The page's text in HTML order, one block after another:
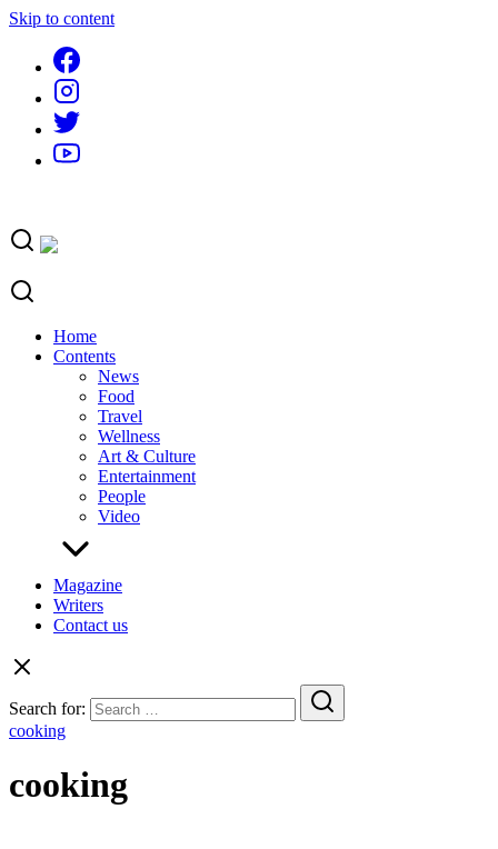
Skip to content
Home
Contents
News
Food
Travel
Wellness
Art & Culture
Entertainment
People
Video
Magazine
Writers
Contact us
Search for:
cooking
cooking